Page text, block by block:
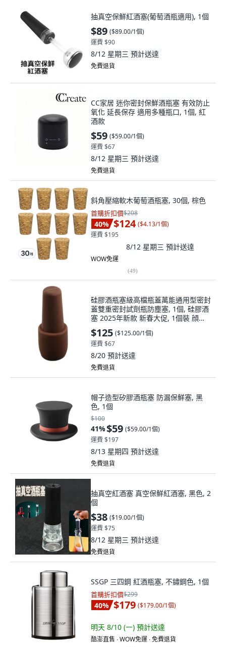
抽真空保鮮紅酒塞(葡萄酒瓶適用), 1個
$89 ($89.00/1個)
運費 $90
8/12 星期三 預計送達
免費退貨
CC家居 迷你密封保鮮酒瓶塞 有效防止
氧化 延長保存 適用多種瓶口, 1個, 紅
酒款
$59 ($59.00/1個)
運費 $67
8/12 星期三 預計送達
免費退貨
斜角壓縮軟木葡萄酒瓶塞, 30個, 棕色
首購折扣價$208
40% $124 ($4.13/1個)
運費 $195
8/12 星期三 預計送達
WOW免運
(49)
硅膠酒瓶塞級高檔瓶蓋萬能通用型密封
蓋雙重密封試劑瓶防塵塞, 1個, 硅膠酒
塞 2025年新款 新春大促, 1個裝 顔色
隨機, N/A
$125 ($125.00/1個)
運費 $67
8/20 預計送達
免費退貨
帽子造型矽膠酒瓶塞 防漏保鮮塞, 黑
色, 1個
$100
41%$59 ($59.00/1個)
運費 $197
8/13 星期四 預計送達
免費退貨
抽真空紅酒塞 真空保鮮紅酒塞, 黑色, 2
個
$38 ($19.00/1個)
運費 $75
8/12 星期三 預計送達
免費退貨
SSGP 三四鋼 紅酒瓶塞, 不鏽鋼色, 1個
首購折扣價$299
40% $179 ($179.00/1個)
明天 8/10 (一) 預計送達
酷澎直售 ∙ WOW免運 ∙ 免費退貨